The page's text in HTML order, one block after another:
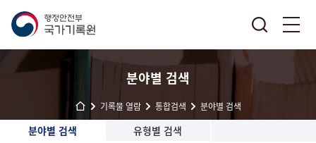
분야별 검색
기록물 열람 통합검색 분야별 검색
분야별 검색 유형별 검색